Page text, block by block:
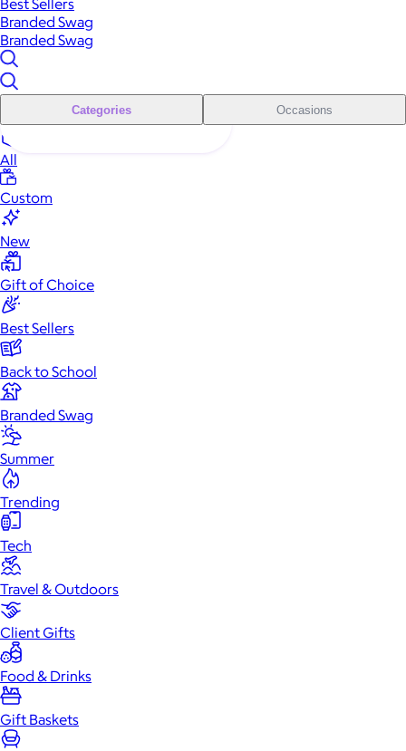
Best Sellers
Branded Swag
Branded Swag
Categories Occasions
All
Custom
New
Gift of Choice
Best Sellers
Back to School
Branded Swag
Summer
Trending
Tech
Travel & Outdoors
Client Gifts
Food & Drinks
Gift Baskets